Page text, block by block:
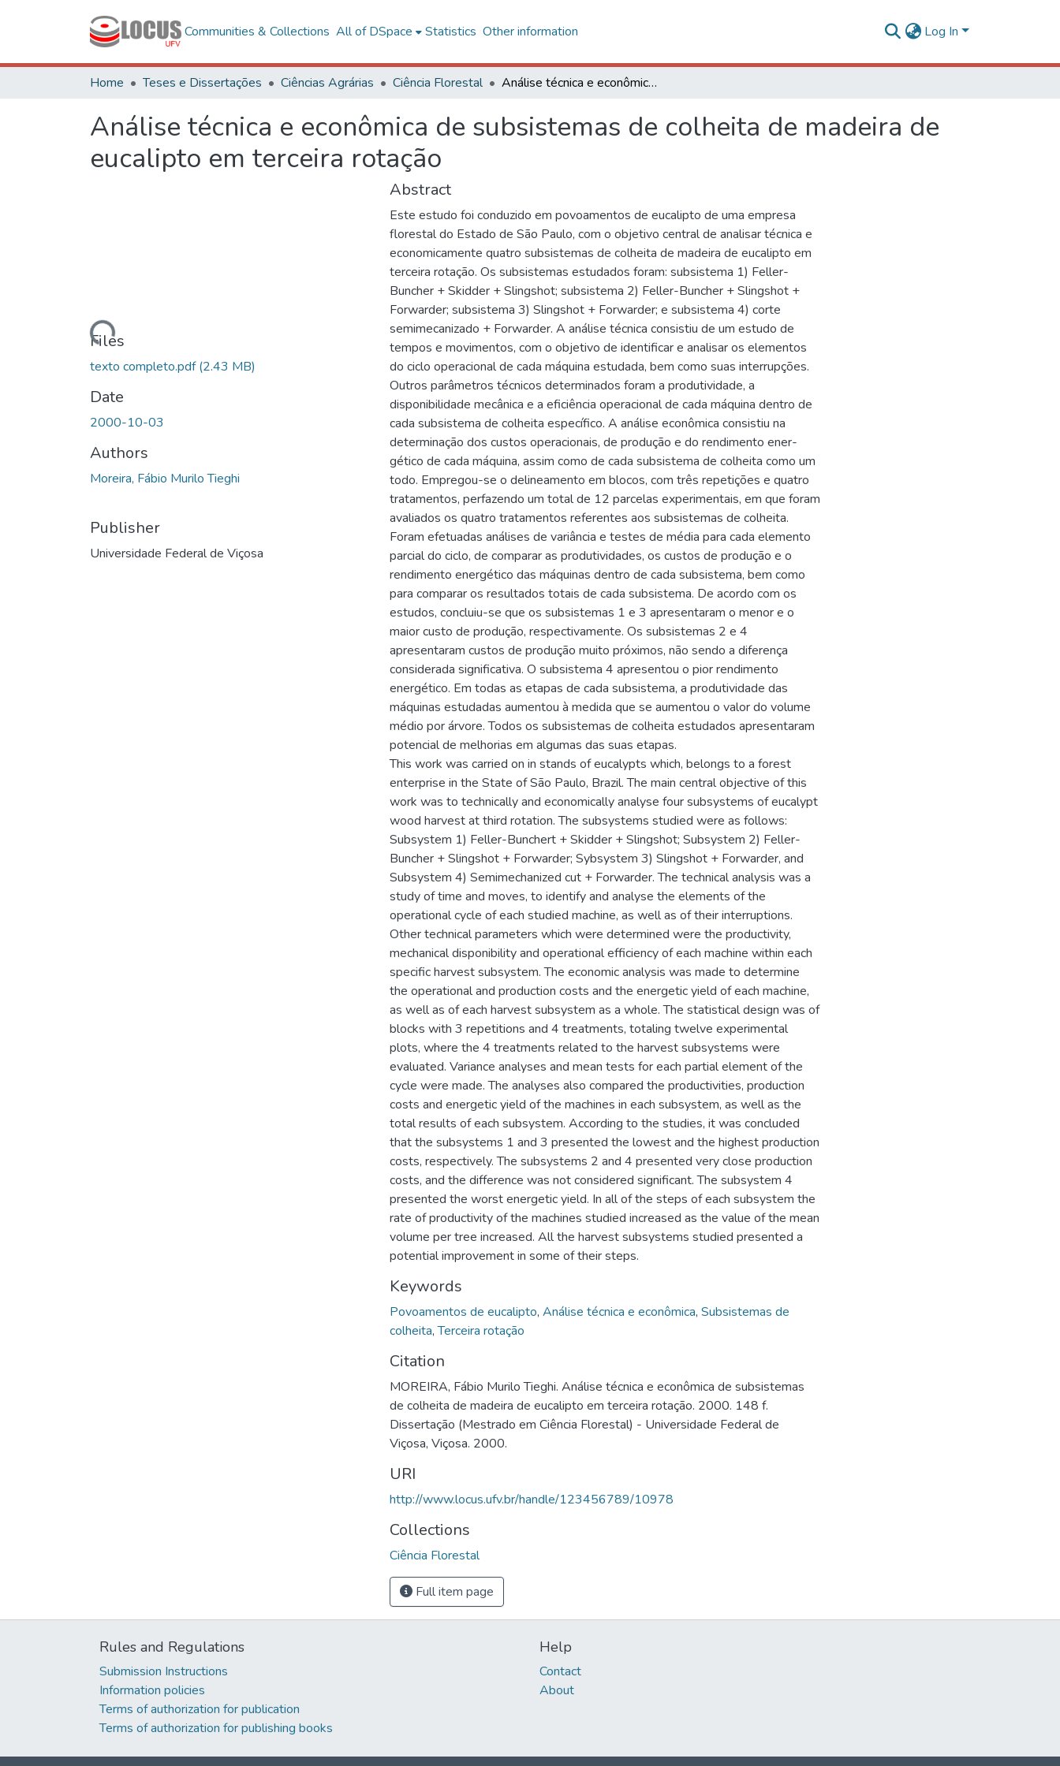
Communities & Collections All of DSpace Statistics Other information Log In
Home Teses e Dissertações Ciências Agrárias Ciência Florestal Análise técnica e econômica de subsistemas de colheita de madeira de eucalipto em terceira rotação
Análise técnica e econômica de subsistemas de colheita de madeira de
eucalipto em terceira rotação
Loading...
Files
texto completo.pdf(2.43 MB)
Date
2000-10-03
Authors
Moreira, Fábio Murilo Tieghi
Publisher
Universidade Federal de Viçosa
Abstract
Este estudo foi conduzido em povoamentos de eucalipto de uma empresa
florestal do Estado de São Paulo, com o objetivo central de analisar técnica e
economicamente quatro subsistemas de colheita de madeira de eucalipto em
terceira rotação. Os subsistemas estudados foram: subsistema 1) Feller-
Buncher + Skidder + Slingshot; subsistema 2) Feller-Buncher + Slingshot +
Forwarder; subsistema 3) Slingshot + Forwarder; e subsistema 4) corte
semimecanizado + Forwarder. A análise técnica consistiu de um estudo de
tempos e movimentos, com o objetivo de identificar e analisar os elementos
do ciclo operacional de cada máquina estudada, bem como suas interrupções.
Outros parâmetros técnicos determinados foram a produtividade, a
disponibilidade mecânica e a eficiência operacional de cada máquina dentro de
cada subsistema de colheita específico. A análise econômica consistiu na
determinação dos custos operacionais, de produção e do rendimento ener-
gético de cada máquina, assim como de cada subsistema de colheita como um
todo. Empregou-se o delineamento em blocos, com três repetições e quatro
tratamentos, perfazendo um total de 12 parcelas experimentais, em que foram
avaliados os quatro tratamentos referentes aos subsistemas de colheita.
Foram efetuadas análises de variância e testes de média para cada elemento
parcial do ciclo, de comparar as produtividades, os custos de produção e o
rendimento energético das máquinas dentro de cada subsistema, bem como
para comparar os resultados totais de cada subsistema. De acordo com os
estudos, concluiu-se que os subsistemas 1 e 3 apresentaram o menor e o
maior custo de produção, respectivamente. Os subsistemas 2 e 4
apresentaram custos de produção muito próximos, não sendo a diferença
considerada significativa. O subsistema 4 apresentou o pior rendimento
energético. Em todas as etapas de cada subsistema, a produtividade das
máquinas estudadas aumentou à medida que se aumentou o valor do volume
médio por árvore. Todos os subsistemas de colheita estudados apresentaram
potencial de melhorias em algumas das suas etapas.
This work was carried on in stands of eucalypts which, belongs to a forest
enterprise in the State of São Paulo, Brazil. The main central objective of this
work was to technically and economically analyse four subsystems of eucalypt
wood harvest at third rotation. The subsystems studied were as follows:
Subsystem 1) Feller-Bunchert + Skidder + Slingshot; Subsystem 2) Feller-
Buncher + Slingshot + Forwarder; Sybsystem 3) Slingshot + Forwarder, and
Subsystem 4) Semimechanized cut + Forwarder. The technical analysis was a
study of time and moves, to identify and analyse the elements of the
operational cycle of each studied machine, as well as of their interruptions.
Other technical parameters which were determined were the productivity,
mechanical disponibility and operational efficiency of each machine within each
specific harvest subsystem. The economic analysis was made to determine
the operational and production costs and the energetic yield of each machine,
as well as of each harvest subsystem as a whole. The statistical design was of
blocks with 3 repetitions and 4 treatments, totaling twelve experimental
plots, where the 4 treatments related to the harvest subsystems were
evaluated. Variance analyses and mean tests for each partial element of the
cycle were made. The analyses also compared the productivities, production
costs and energetic yield of the machines in each subsystem, as well as the
total results of each subsystem. According to the studies, it was concluded
that the subsystems 1 and 3 presented the lowest and the highest production
costs, respectively. The subsystems 2 and 4 presented very close production
costs, and the difference was not considered significant. The subsystem 4
presented the worst energetic yield. In all of the steps of each subsystem the
rate of productivity of the machines studied increased as the value of the mean
volume per tree increased. All the harvest subsystems studied presented a
potential improvement in some of their steps.
Keywords
Povoamentos de eucalipto, Análise técnica e econômica, Subsistemas de
colheita,Terceira rotação
Citation
MOREIRA, Fábio Murilo Tieghi. Análise técnica e econômica de subsistemas
de colheita de madeira de eucalipto em terceira rotação. 2000. 148 f.
Dissertação (Mestrado em Ciência Florestal) - Universidade Federal de
Viçosa, Viçosa. 2000.
URI
http://www.locus.ufv.br/handle/123456789/10978
Collections
Ciência Florestal
Full item page
Rules and Regulations
Submission Instructions
Information policies
Terms of authorization for publication
Terms of authorization for publishing books
Help
Contact
About